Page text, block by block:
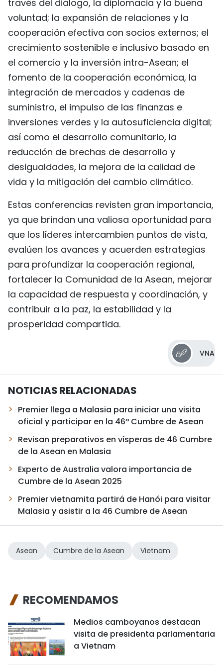
través del diálogo, la diplomacia y la buena
voluntad; la expansión de relaciones y la
cooperación efectiva con socios externos; el
crecimiento sostenible e inclusivo basado en
el comercio y la inversión intra-Asean; el
fomento de la cooperación económica, la
integración de mercados y cadenas de
suministro, el impulso de las finanzas e
inversiones verdes y la autosuficiencia digital;
así como el desarrollo comunitario, la
reducción de brechas de desarrollo y
desigualdades, la mejora de la calidad de
vida y la mitigación del cambio climático.
Estas conferencias revisten gran importancia,
ya que brindan una valiosa oportunidad para
que los líderes intercambien puntos de vista,
evalúen los avances y acuerden estrategias
para profundizar la cooperación regional,
fortalecer la Comunidad de la Asean, mejorar
la capacidad de respuesta y coordinación, y
contribuir a la paz, la estabilidad y la
prosperidad compartida.
VNA
NOTICIAS RELACIONADAS
Premier llega a Malasia para iniciar una visita
oficial y participar en la 46ª Cumbre de Asean
Revisan preparativos en vísperas de 46 Cumbre
de la Asean en Malasia
Experto de Australia valora importancia de
Cumbre de la Asean 2025
Premier vietnamita partirá de Hanói para visitar
Malasia y asistir a la 46 Cumbre de Asean
Asean Cumbre de la Asean Vietnam
RECOMENDAMOS
Medios camboyanos destacan
visita de presidenta parlamentaria
a Vietnam